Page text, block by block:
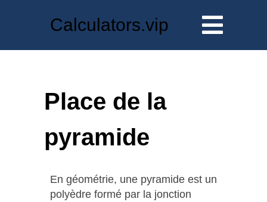
Calculators.vip
Place de la
pyramide
En géométrie, une pyramide est un
polyèdre formé par la jonction